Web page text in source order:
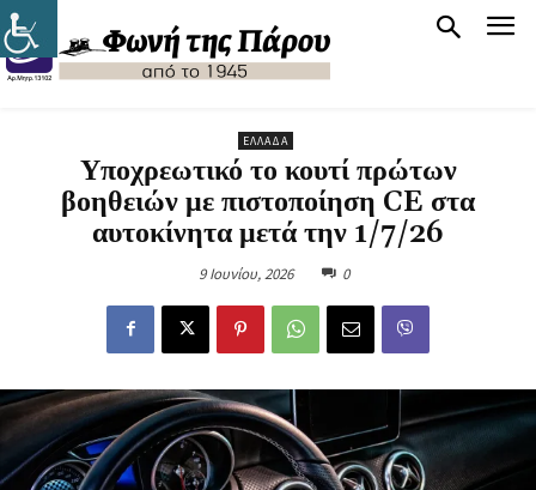
ΕΛΛΆΔΑ
Υποχρεωτικό το κουτί πρώτων
βοηθειών με πιστοποίηση CE στα
αυτοκίνητα μετά την 1/7/26
9 Ιουνίου, 2026 0